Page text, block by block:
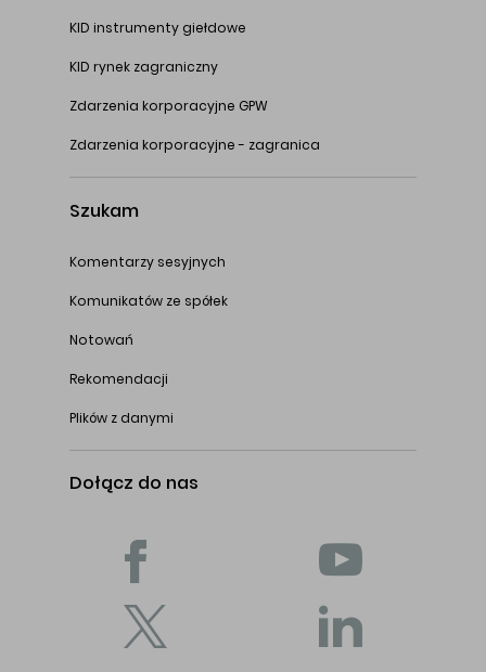
KID instrumenty giełdowe
KID rynek zagraniczny
Zdarzenia korporacyjne GPW
Zdarzenia korporacyjne - zagranica
Szukam
Komentarzy sesyjnych
Komunikatów ze spółek
Notowań
Rekomendacji
Plików z danymi
Dołącz do nas